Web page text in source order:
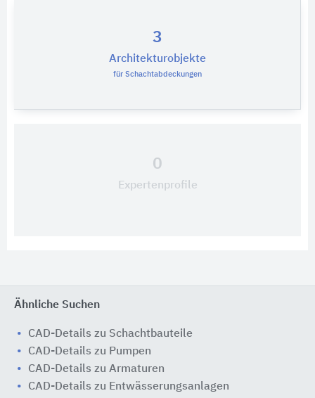
3
Architekturobjekte
für Schachtabdeckungen
0
Expertenprofile
Ähnliche Suchen
CAD-Details zu Schachtbauteile
CAD-Details zu Pumpen
CAD-Details zu Armaturen
CAD-Details zu Entwässerungsanlagen